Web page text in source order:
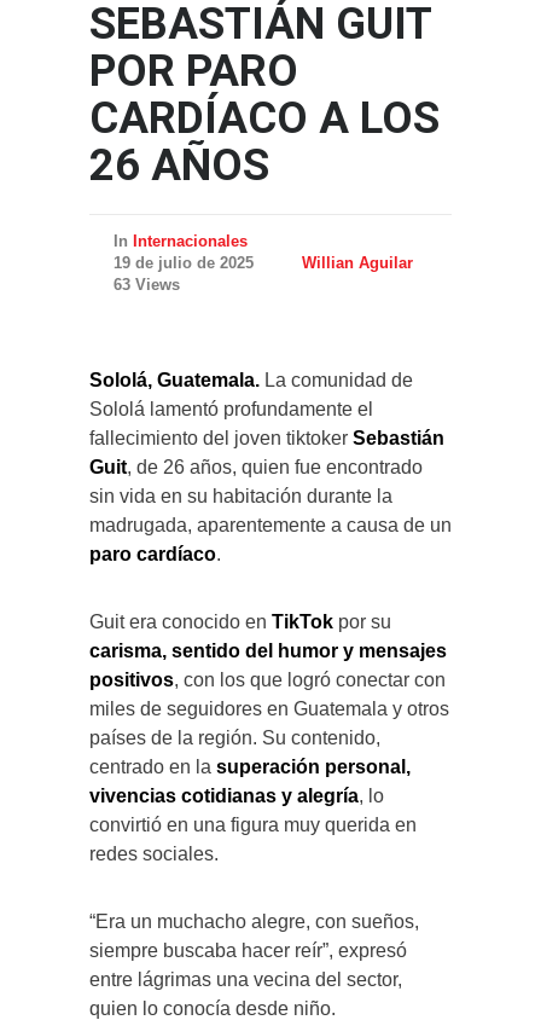
SEBASTIÁN GUIT
POR PARO
CARDÍACO A LOS
26 AÑOS
In Internacionales
19 de julio de 2025
Willian Aguilar
63 Views
Sololá, Guatemala. La comunidad de
Sololá lamentó profundamente el
fallecimiento del joven tiktoker Sebastián
Guit, de 26 años, quien fue encontrado
sin vida en su habitación durante la
madrugada, aparentemente a causa de un
paro cardíaco.
Guit era conocido en TikTok por su
carisma, sentido del humor y mensajes
positivos, con los que logró conectar con
miles de seguidores en Guatemala y otros
países de la región. Su contenido,
centrado en la superación personal,
vivencias cotidianas y alegría, lo
convirtió en una figura muy querida en
redes sociales.
“Era un muchacho alegre, con sueños,
siempre buscaba hacer reír”, expresó
entre lágrimas una vecina del sector,
quien lo conocía desde niño.